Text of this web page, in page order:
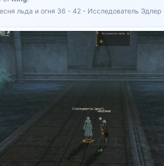
льда и огня 36 - 42 - Исследователь